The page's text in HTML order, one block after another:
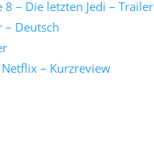
8 – Die letzten Jedi – Trailer
– Deutsch
Netflix – Kurzreview